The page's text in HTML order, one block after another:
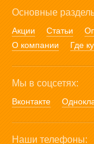
Основные
Акции Статьи
О компании
Где
Мы в соцсетях:
Вконтакте
Наши телефоны: